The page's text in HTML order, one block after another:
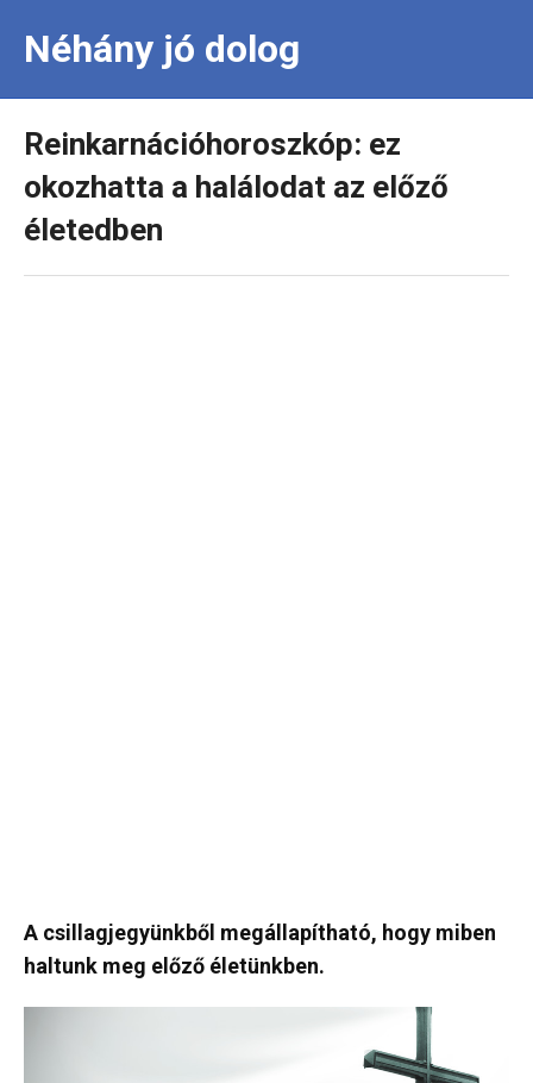
Néhány jó dolog
Reinkarnációhoroszkóp: ez
okozhatta a halálodat az előző
életedben
A csillagjegyünkből megállapítható, hogy miben
haltunk meg előző életünkben.